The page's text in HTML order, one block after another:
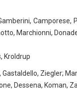
Camporese,
Marchionni,
Kroldrup
Ziegler;
Dessena, Koman,